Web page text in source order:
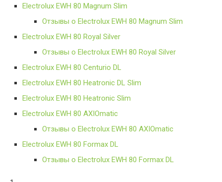
Electrolux EWH 80 Magnum Slim
Отзывы о Electrolux EWH 80 Magnum Slim
Electrolux EWH 80 Royal Silver
Отзывы о Electrolux EWH 80 Royal Silver
Electrolux EWH 80 Centurio DL
Electrolux EWH 80 Heatronic DL Slim
Electrolux EWH 80 Heatronic Slim
Electrolux EWH 80 AXIOmatic
Отзывы о Electrolux EWH 80 AXIOmatic
Electrolux EWH 80 Formax DL
Отзывы о Electrolux EWH 80 Formax DL